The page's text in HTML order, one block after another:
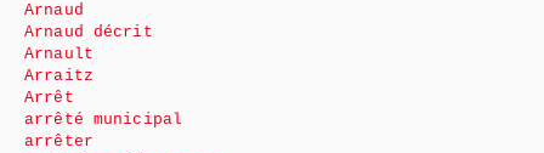
Arnaud
Arnaud décrit
Arnault
Arraitz
Arrêt
arrêté municipal
arrêter